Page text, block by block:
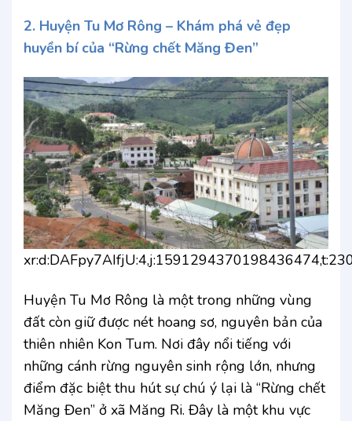
2. Huyện Tu Mơ Rông – Khám phá vẻ đẹp
huyền bí của “Rừng chết Măng Đen”
Huyện Tu Mơ Rông là một trong những vùng
đất còn giữ được nét hoang sơ, nguyên bản của
thiên nhiên Kon Tum. Nơi đây nổi tiếng với
những cánh rừng nguyên sinh rộng lớn, nhưng
điểm đặc biệt thu hút sự chú ý lại là “Rừng chết
Măng Đen” ở xã Măng Ri. Đây là một khu vực